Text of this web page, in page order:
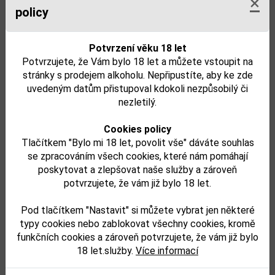
policy
Potvrzení věku 18 let
Potvrzujete, že Vám bylo 18 let a můžete vstoupit na
stránky s prodejem alkoholu. Nepřipustíte, aby ke zde
uvedeným datům přistupoval kdokoli nezpůsobilý či
nezletilý.
Cookies policy
Tlačítkem "Bylo mi 18 let, povolit vše" dáváte souhlas
se zpracováním všech cookies, které nám pomáhají
poskytovat a zlepšovat naše služby a zároveň
potvrzujete, že vám již bylo 18 let.
Pod tlačítkem "Nastavit" si můžete vybrat jen některé
typy cookies nebo zablokovat všechny cookies, kromě
funkčních cookies a zároveň potvrzujete, že vám již bylo
18 let.služby. Více informací
potenciálním zákazníkům(tedy osobám, které v internetovém obchodu ještě
nenakoupily, ale rozhodly se odebírat obchodní sdělení) je možné pouze na
základě jejich souhlasuse zpracováním osobních údajů. Rovněž i samotné
zasílání obchodních sdělení potenciálním zákazníkům lze provádět pouze na
(v souladu s § 7 odst. 2 zákona č. 480/2004 Sb.).
(tedy osobám, které v internetovém obchodu již nakoupily) je
možné ibez jejich souhlasu, a to na základě existence oprávněného zájmu
Správce (viz odst. 3.3 výše anebo recitál 47 GDPR). Rovněž i samotné zasílání
obchodních sdělení zákazníkům, pokud se tato obchodní sdělení týkají
vlastních obdobných výrobků nebo služeb Správce, lze v takovém případě
Sb.),pokud to zákazník původně neodmítl nebo následně neodmítne. [blíže
vizhttps://uoou.gov.cz/novinky/obchodni-sdeleni/gdpr-a-primy-elektronicky-
marketing ]
5.3. Ukončení zpracování pro účely přímého marketingu